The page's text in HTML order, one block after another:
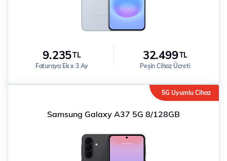
9.235TL
Faturaya Ek x 3 Ay
32.499TL
Peşin Cihaz Ücreti
5G Uyumlu Cihaz
Samsung Galaxy A37 5G 8/128GB